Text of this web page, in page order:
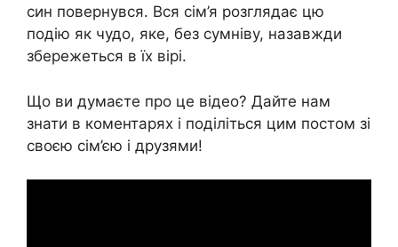
син повернувся. Вся сім’я розглядає цю
подію як чудо, яке, без сумніву, назавжди
збережеться в їх вірі.
Що ви думаєте про це відео? Дайте нам
знати в коментарях і поділіться цим постом зі
своєю сім’єю і друзями!